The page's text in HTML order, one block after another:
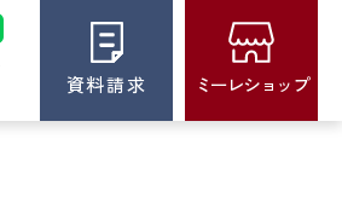
資料請求 ミーレショップ